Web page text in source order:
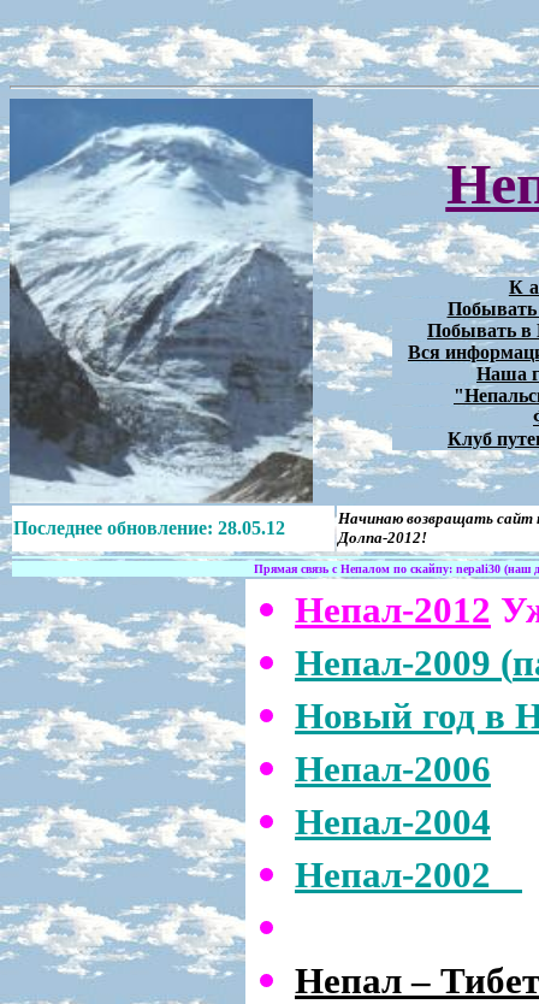
Побывать
Побывать в
Вся
Наша
Клуб
Последнее обновление: 28.05.12
Начинаю возвращать сайт
Долпа-2012!
Прямая связь с Непалом по скайпу: nepali30(наш
Непал-2012
Непал-2009 (
Новый год в
Непал-2006
Непал-2004
Непал-2002
Непал –